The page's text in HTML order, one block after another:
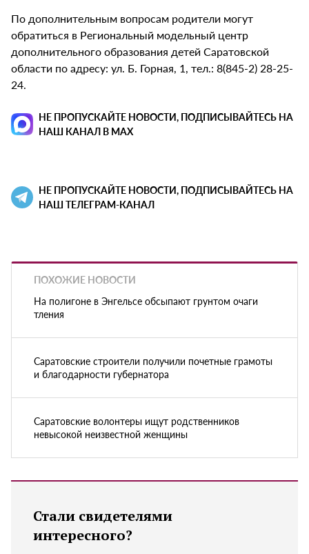
По дополнительным вопросам родители могут
обратиться в Региональный модельный центр
дополнительного образования детей Саратовской
области по адресу: ул. Б. Горная, 1, тел.: 8(845-2) 28-25-
24.
НЕ ПРОПУСКАЙТЕ НОВОСТИ, ПОДПИСЫВАЙТЕСЬ НА
НАШ КАНАЛ В MAX
НЕ ПРОПУСКАЙТЕ НОВОСТИ, ПОДПИСЫВАЙТЕСЬ НА
НАШ ТЕЛЕГРАМ-КАНАЛ
ПОХОЖИЕ НОВОСТИ
На полигоне в Энгельсе обсыпают грунтом очаги
тления
Саратовские строители получили почетные грамоты
и благодарности губернатора
Саратовские волонтеры ищут родственников
невысокой неизвестной женщины
Стали свидетелями
интересного?